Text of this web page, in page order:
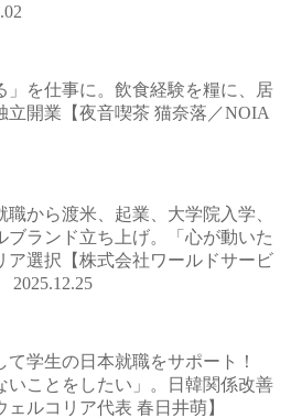
」を仕事に。飲食経験を糧に、居
立開業【夜音喫茶 猫奈落／NOIA
職から渡米、起業、大学院入学、
ブランド立ち上げ。「心が動いた
ア選択【株式会社ワールドサービ
2025.12.25
学生の日本就職をサポート！
いことをしたい」。日韓関係改善
ルコリア代表 春日井萌】